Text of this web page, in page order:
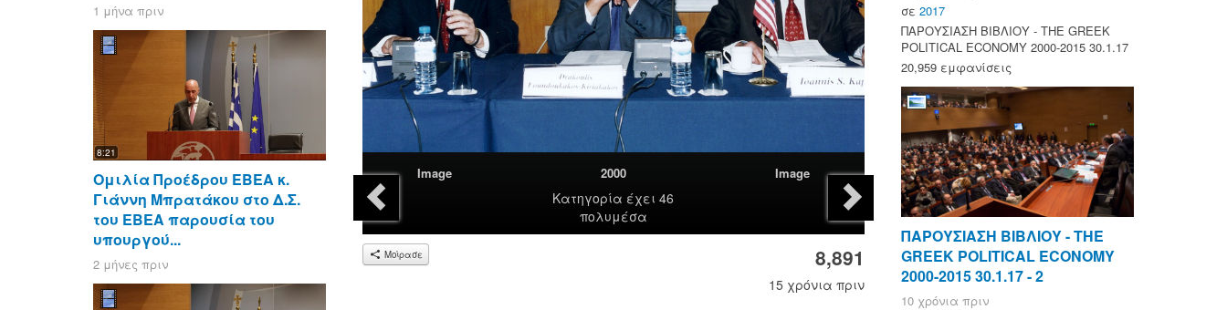
Image 2000
Κατηγορία έχει 46
πολυμέσα
Image
Μοίρασε 8,891
15 χρόνια πριν
1 μήνα πριν
8:21
Ομιλία Προέδρου ΕΒΕΑ κ.
Γιάννη Μπρατάκου στο Δ.Σ.
του ΕΒΕΑ παρουσία του
υπουργού...
2 μήνες πριν
σε 2017
ΠΑΡΟΥΣΙΑΣΗ ΒΙΒΛΙΟΥ - ΤΗΕ GREEK
POLITICAL ECONOMY 2000-2015 30.1.17
20,959 εμφανίσεις
ΠΑΡΟΥΣΙΑΣΗ ΒΙΒΛΙΟΥ - ΤΗΕ
GREEK POLITICAL ECONOMY
2000-2015 30.1.17 - 2
10 χρόνια πριν